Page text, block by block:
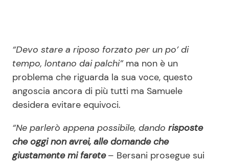
“Devo stare a riposo forzato per un po’ di
tempo, lontano dai palchi”ma non è un
problema che riguarda la sua voce, questo
angoscia ancora di più tutti ma Samuele
desidera evitare equivoci.
“Ne parlerò appena possibile, dando risposte
che oggi non avrei, alle domande che
giustamente mi farete – Bersani prosegue sui